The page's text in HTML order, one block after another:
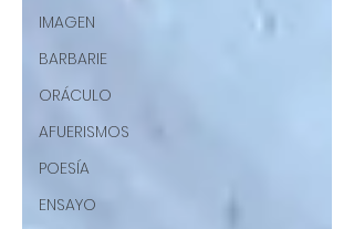
IMAGEN
BARBARIE
ORÁCULO
AFUERISMOS
POESÍA
ENSAYO